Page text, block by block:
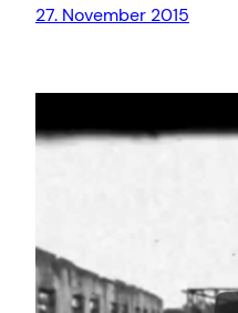
27. November 2015